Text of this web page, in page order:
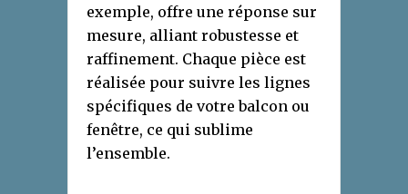
exemple, offre une réponse sur
mesure, alliant robustesse et
raffinement. Chaque pièce est
réalisée pour suivre les lignes
spécifiques de votre balcon ou
fenêtre, ce qui sublime
l’ensemble.